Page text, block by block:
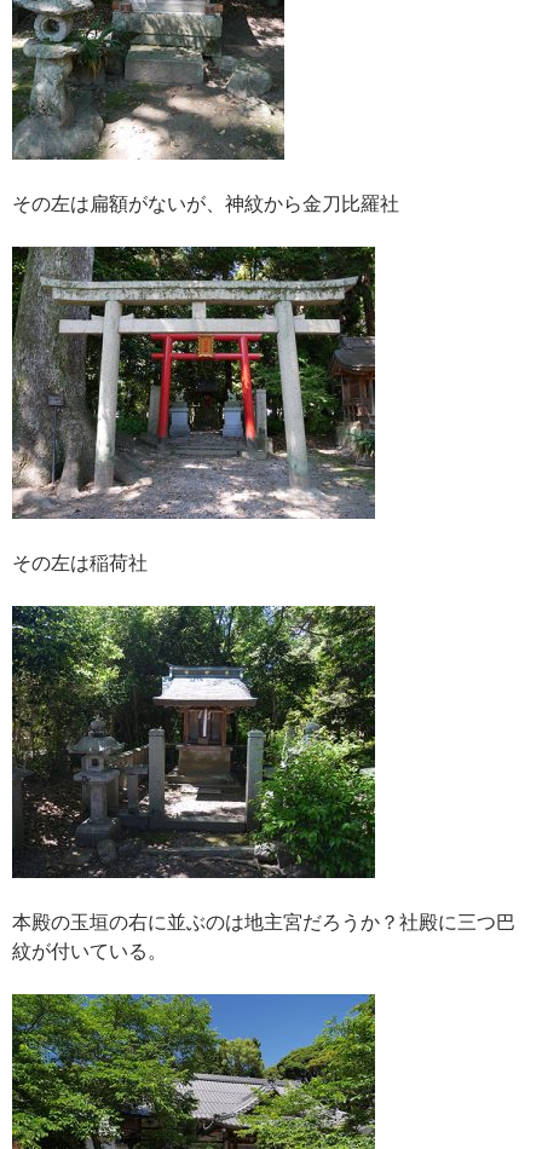
その左は扁額がないが、神紋から金刀比羅社
その左は稲荷社
本殿の玉垣の右に並ぶのは地主宮だろうか？社殿に三つ巴
紋が付いている。